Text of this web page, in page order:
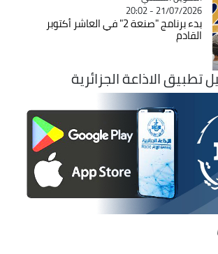
21/07/2026 - 20:02
بدء برنامج "صنعة 2" في العاشر أكتوبر
القادم
الاذاعة الجزائرية